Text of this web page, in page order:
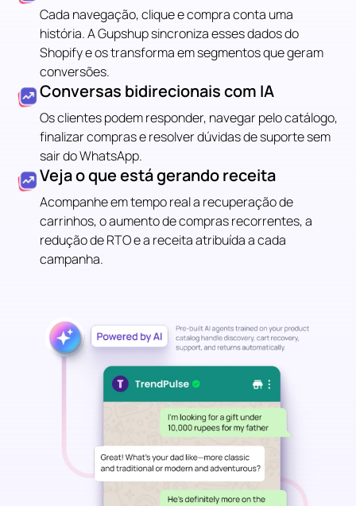
Cada navegação, clique e compra conta uma
história. A Gupshup sincroniza esses dados do
Shopify e os transforma em segmentos que geram
conversões.
Conversas bidirecionais com IA
Os clientes podem responder, navegar pelo catálogo,
finalizar compras e resolver dúvidas de suporte sem
sair do WhatsApp.
Veja o que está gerando receita
Acompanhe em tempo real a recuperação de
carrinhos, o aumento de compras recorrentes, a
redução de RTO e a receita atribuída a cada
campanha.